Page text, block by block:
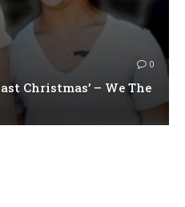
0
Christmas’ – We The